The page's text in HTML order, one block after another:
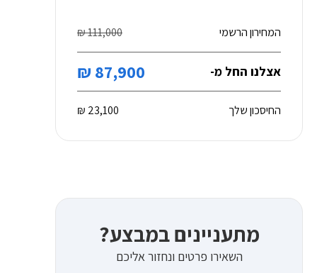
המחירון הרשמי 111,000 ₪
אצלנו החל מ- 87,900 ₪
החיסכון שלך 23,100 ₪
מתעניינים במבצע?
השאירו פרטים ונחזור אליכם